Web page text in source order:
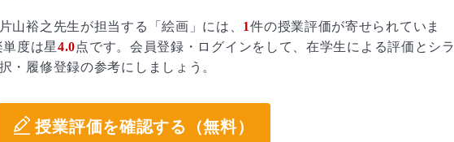
山裕之先生が担当する「絵画」には、 1件の授業評価が寄せられていま
単度は星4.0点です。会員登録・ログインをして、在学生による評価とシラ
・履修登録の参考にしましょう。
授業評価を確認する（無料）